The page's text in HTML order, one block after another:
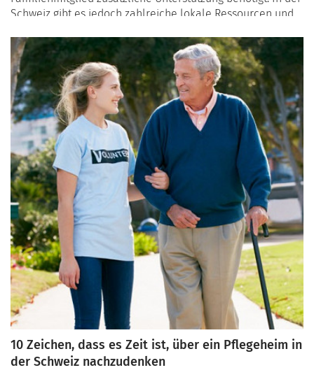
Schweiz gibt es jedoch zahlreiche lokale Ressourcen und
älteren Elternteils zu beurteilen. Dieser Leitfaden zeigt
Ihnen, wie Sie die Situation richtig einschätzen und welche
Unterstützung in der Schweiz verfügbar ist.
10 Zeichen, dass es Zeit ist, über ein Pflegeheim in
der Schweiz nachzudenken